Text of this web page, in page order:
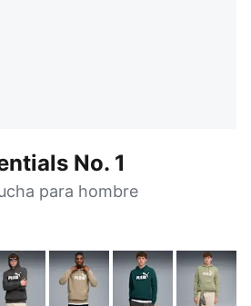
No. 1
para hombre
Dusky GrayIce Coffee Green Terrain
Lux